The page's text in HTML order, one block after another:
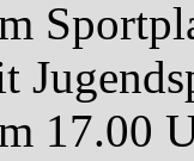
17.00